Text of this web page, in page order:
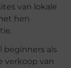
van lokale
hen
beginners als
verkoop van